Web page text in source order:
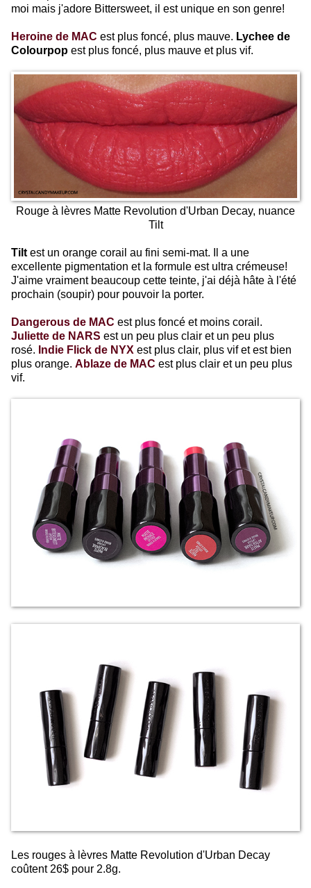
moi mais j'adore Bittersweet, il est unique en son genre!
Heroine de MAC est plus foncé, plus mauve. Lychee de
Colourpop est plus foncé, plus mauve et plus vif.
Rouge à lèvres Matte Revolution d'Urban Decay, nuance
Tilt
Tilt est un orange corail au fini semi-mat. Il a une
excellente pigmentation et la formule est ultra crémeuse!
J'aime vraiment beaucoup cette teinte, j'ai déjà hâte à l'été
prochain (soupir) pour pouvoir la porter.
Dangerous de MAC est plus foncé et moins corail.
Juliette de NARS est un peu plus clair et un peu plus
rosé. Indie Flick de NYX est plus clair, plus vif et est bien
plus orange. Ablaze de MAC est plus clair et un peu plus
vif.
Les rouges à lèvres Matte Revolution d'Urban Decay
coûtent 26$ pour 2.8g.